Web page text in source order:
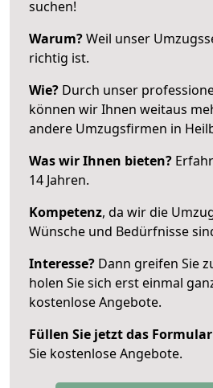
suchen!
Warum?Weil unser
richtig ist.
Wie? Durch unser
können wir Ihnen weitaus
andere Umzugsfirmen in
Was wir Ihnen bieten?
14 Jahren.
Kompetenz, da wir die
Wünsche und Bedürfnisse
Interesse? Dann greifen Sie
holen Sie sich erst einmal
kostenlose Angebote.
Füllen Sie jetzt das
Sie kostenlose Angebote.